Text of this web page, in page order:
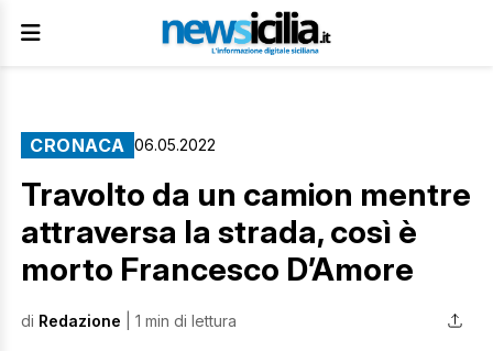
CRONACA 06.05.2022
Travolto da un camion mentre
attraversa la strada, così è
morto Francesco D’Amore
di Redazione | 1 min di lettura